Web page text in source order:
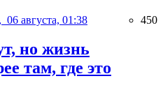
06 августа, 01:38 450
но жизнь
там, где это